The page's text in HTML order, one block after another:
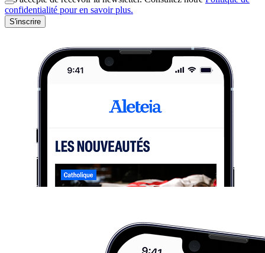
confidentialité pour en savoir plus.
S'inscrire